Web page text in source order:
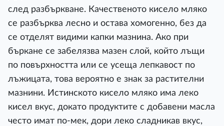
след разбъркване. Качественото кисело мляко
се разбърква лесно и остава хомогенно, без да
се отделят видими капки мазнина. Ако при
бъркане се забелязва мазен слой, който лъщи
по повърхността или се усеща лепкавост по
лъжицата, това вероятно е знак за растителни
мазнини. Истинското кисело мляко има леко
кисел вкус, докато продуктите с добавени масла
често имат по-мек, дори леко сладникав вкус,